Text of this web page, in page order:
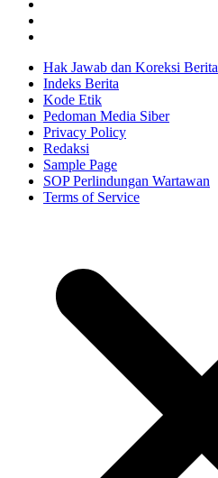
Hak Jawab dan Koreksi Berita
Indeks Berita
Kode Etik
Pedoman Media Siber
Privacy Policy
Redaksi
Sample Page
SOP Perlindungan Wartawan
Terms of Service